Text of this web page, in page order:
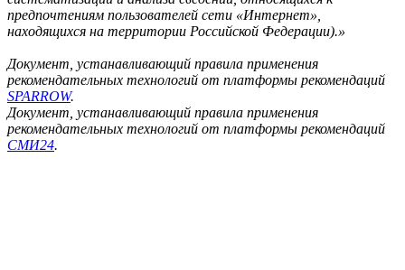
предпочтениям пользователей сети «Интернет»,
находящихся на территории Российской Федерации).»
Документ, устанавливающий правила применения
рекомендательных технологий от платформы рекомендаций
SPARROW.
Документ, устанавливающий правила применения
рекомендательных технологий от платформы рекомендаций
СМИ24.